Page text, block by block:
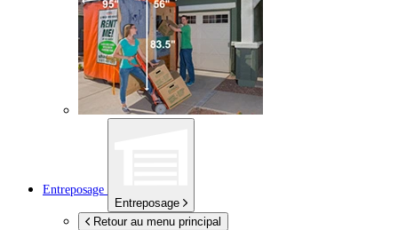
Entreposage
Entreposage
Retour au menu principal